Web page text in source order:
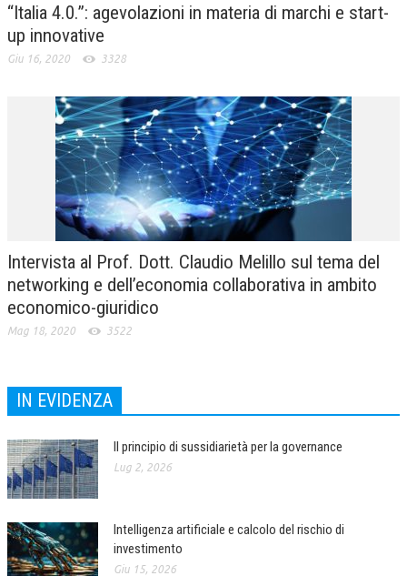
“Italia 4.0.”: agevolazioni in materia di marchi e start-
up innovative
Giu 16, 2020 3328
Intervista al Prof. Dott. Claudio Melillo sul tema del
networking e dell’economia collaborativa in ambito
economico-giuridico
Mag 18, 2020 3522
IN EVIDENZA
Il principio di sussidiarietà per la governance
Lug 2, 2026
Intelligenza artificiale e calcolo del rischio di
investimento
Giu 15, 2026